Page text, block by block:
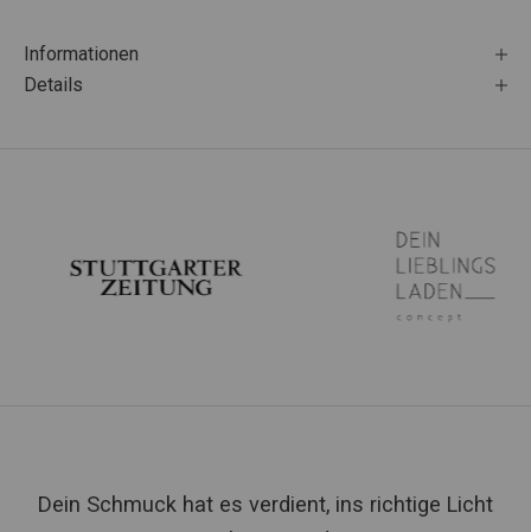
Informationen
Details
Dein Schmuck hat es verdient, ins richtige Licht